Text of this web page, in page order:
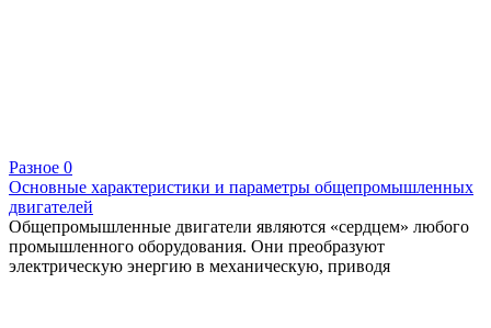
Разное 0
Основные характеристики и параметры общепромышленных
двигателей
Общепромышленные двигатели являются «сердцем» любого
промышленного оборудования. Они преобразуют
электрическую энергию в механическую, приводя